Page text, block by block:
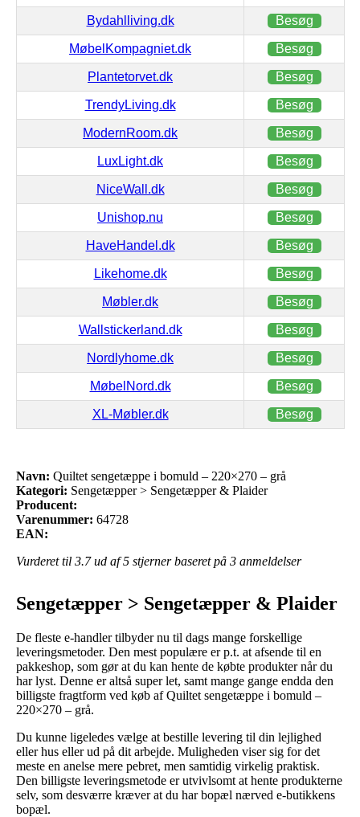
Bydahlliving.dk Besøg
MøbelKompagniet.dk Besøg
Plantetorvet.dk Besøg
TrendyLiving.dk Besøg
ModernRoom.dk Besøg
LuxLight.dk Besøg
NiceWall.dk Besøg
Unishop.nu Besøg
HaveHandel.dk Besøg
Likehome.dk Besøg
Møbler.dk Besøg
Wallstickerland.dk Besøg
Nordlyhome.dk Besøg
MøbelNord.dk Besøg
XL-Møbler.dk Besøg
Navn: Quiltet sengetæppe i bomuld – 220×270 – grå
Kategori: Sengetæpper > Sengetæpper & Plaider
Producent:
Varenummer: 64728
EAN:
Vurderet til 3.7ud af 5 stjerner baseret på 3 anmeldelser
Sengetæpper > Sengetæpper & Plaider
De fleste e-handler tilbyder nu til dags mange forskellige
leveringsmetoder. Den mest populære er p.t. at afsende til en
pakkeshop, som gør at du kan hente de købte produkter når du
har lyst. Denne er altså super let, samt mange gange endda den
billigste fragtform ved køb af Quiltet sengetæppe i bomuld –
220×270 – grå.
Du kunne ligeledes vælge at bestille levering til din lejlighed
eller hus eller ud på dit arbejde. Muligheden viser sig for det
meste en anelse mere pebret, men samtidig virkelig praktisk.
Den billigste leveringsmetode er utvivlsomt at hente produkterne
selv, som desværre kræver at du har bopæl nærved e-butikkens
bopæl.